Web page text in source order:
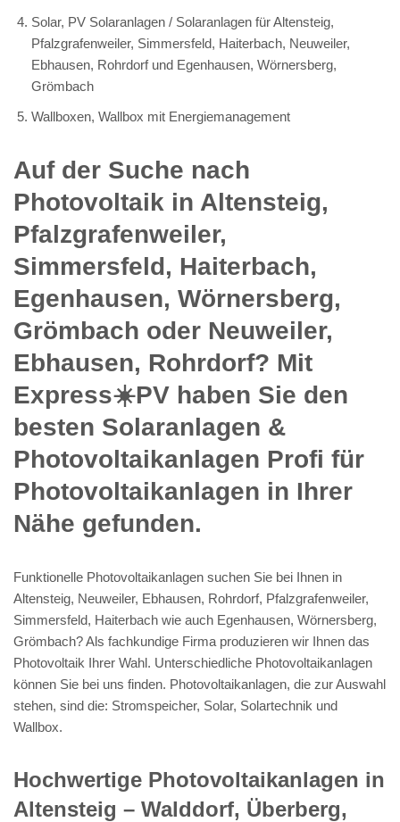
Solar, PV Solaranlagen / Solaranlagen für Altensteig,
Pfalzgrafenweiler, Simmersfeld, Haiterbach, Neuweiler,
Ebhausen, Rohrdorf und Egenhausen, Wörnersberg,
Grömbach
Wallboxen, Wallbox mit Energiemanagement
Auf der Suche nach
Photovoltaik in Altensteig,
Pfalzgrafenweiler,
Simmersfeld, Haiterbach,
Egenhausen, Wörnersberg,
Grömbach oder Neuweiler,
Ebhausen, Rohrdorf? Mit
Express☀️PV️ haben Sie den
besten Solaranlagen &
Photovoltaikanlagen Profi für
Photovoltaikanlagen in Ihrer
Nähe gefunden.
Funktionelle Photovoltaikanlagen suchen Sie bei Ihnen in
Altensteig, Neuweiler, Ebhausen, Rohrdorf, Pfalzgrafenweiler,
Simmersfeld, Haiterbach wie auch Egenhausen, Wörnersberg,
Grömbach? Als fachkundige Firma produzieren wir Ihnen das
Photovoltaik Ihrer Wahl. Unterschiedliche Photovoltaikanlagen
können Sie bei uns finden. Photovoltaikanlagen, die zur Auswahl
stehen, sind die: Stromspeicher, Solar, Solartechnik und
Wallbox.
Hochwertige Photovoltaikanlagen in
Altensteig – Walddorf, Überberg,